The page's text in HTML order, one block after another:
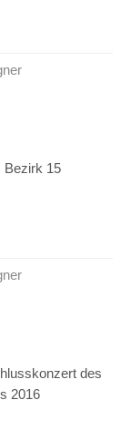
Bezirk 15
des
2016